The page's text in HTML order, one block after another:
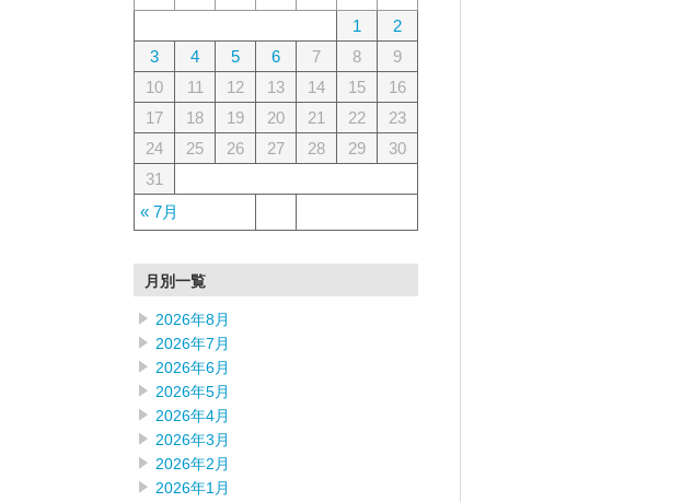
« 7月
1
2
3
4 5 6 7 8
9
10
11 12 13 14 15
16
17
18 19 20 21 22
23
24
25 26 27 28 29
30
31
月別一覧
2026年8月
2026年7月
2026年6月
2026年5月
2026年4月
2026年3月
2026年2月
2026年1月